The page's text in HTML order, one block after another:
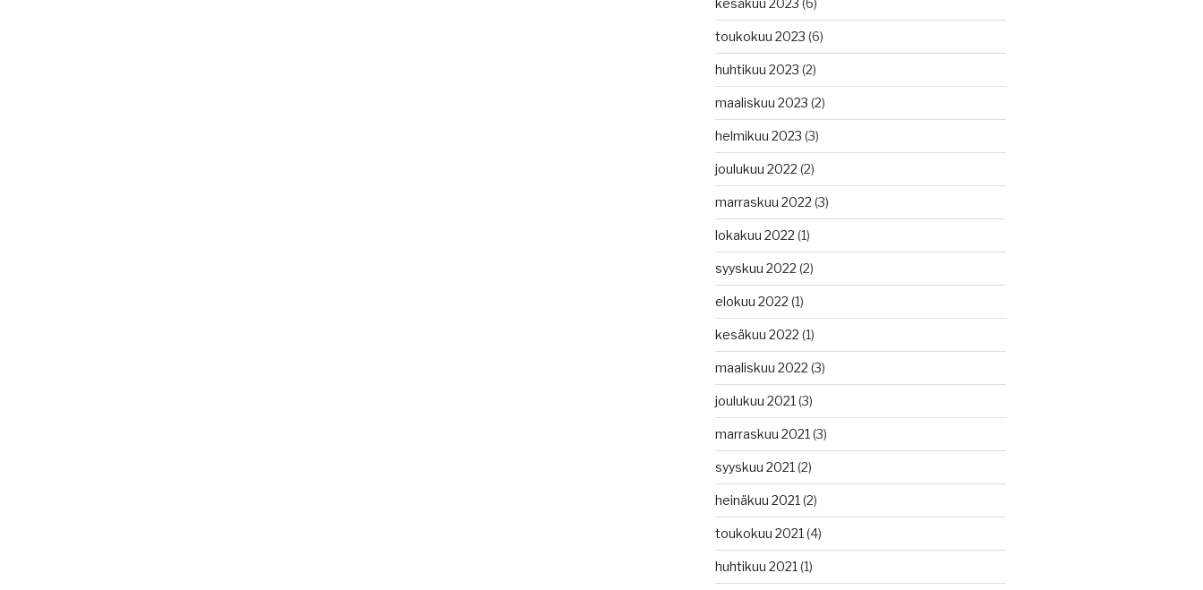
toukokuu 2023 (6)
huhtikuu 2023 (2)
maaliskuu 2023 (2)
helmikuu 2023 (3)
joulukuu 2022 (2)
marraskuu 2022 (3)
lokakuu 2022 (1)
syyskuu 2022 (2)
elokuu 2022 (1)
kesäkuu 2022 (1)
maaliskuu 2022 (3)
joulukuu 2021 (3)
marraskuu 2021 (3)
syyskuu 2021 (2)
heinäkuu 2021 (2)
toukokuu 2021 (4)
huhtikuu 2021 (1)